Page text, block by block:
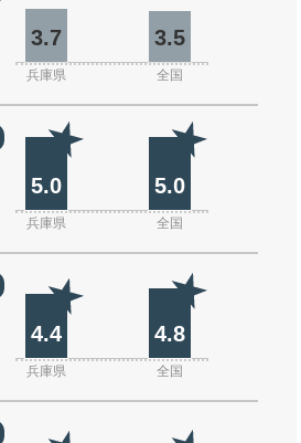
3.7 3.5
兵庫県 全国
5.0 5.0
兵庫県 全国
4.4 4.8
兵庫県 全国